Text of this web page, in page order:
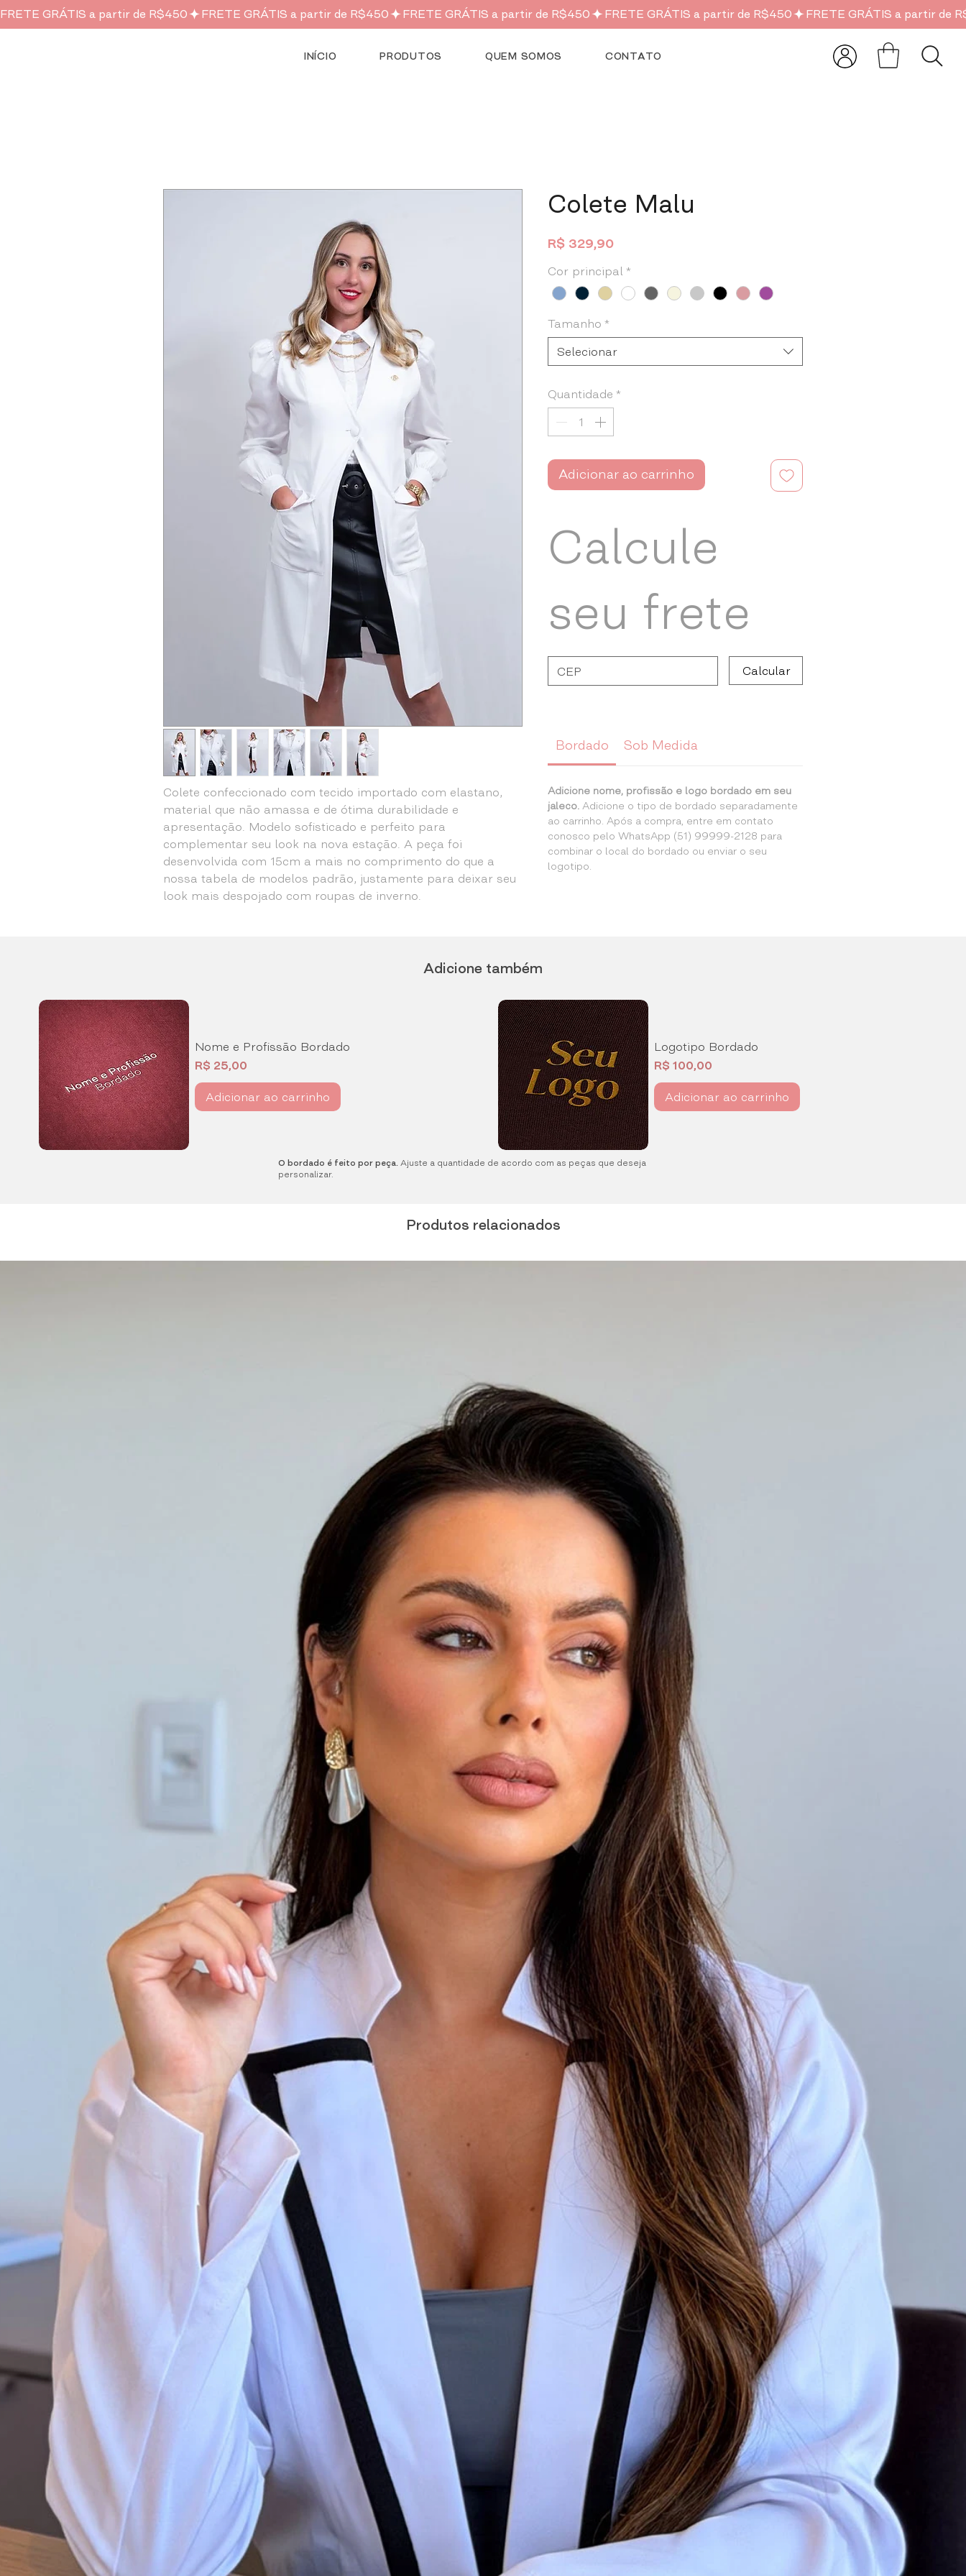
FRETE GRÁTIS a partir de R$450
INÍCIO PRODUTOS QUEM SOMOS CONTATO
Colete confeccionado com tecido importado com elastano,
material que não amassa e de ótima durabilidade e
apresentação. Modelo sofisticado e perfeito para
complementar seu look na nova estação. A peça foi
desenvolvida com 15cm a mais no comprimento do que a
nossa tabela de modelos padrão, justamente para deixar seu
look mais despojado com roupas de inverno.
Colete Malu
R$ 329,90Preço
Cor principal *
Tamanho *
Selecionar
Quantidade *
Adicionar ao carrinho
Calcule
seu frete
Calcular
Bordado Sob Medida
Adicione nome, profissão e logo bordado em seu
jaleco. Adicione o tipo de bordado separadamente
ao carrinho. Após a compra, entre em contato
conosco pelo WhatsApp (51) 99999-2128 para
combinar o local do bordado ou enviar o seu
logotipo.
Adicione também
Nome e Profissão Bordado
Preço
R$ 25,00
Adicionar ao carrinho
Logotipo Bordado
Preço
R$ 100,00
Adicionar ao carrinho
O bordado é feito por peça. Ajuste a quantidade de acordo com as peças que deseja
personalizar.
Produtos relacionados